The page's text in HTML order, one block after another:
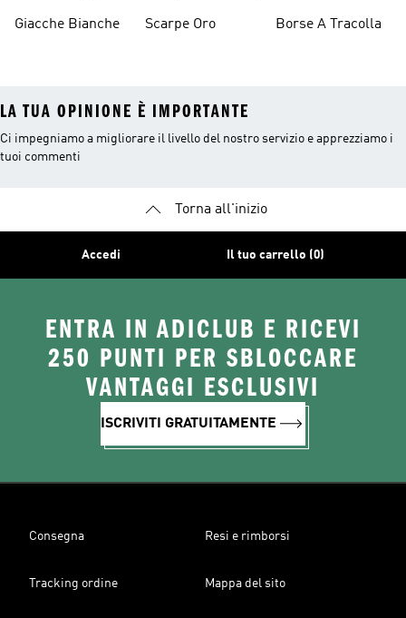
Giacche Bianche Scarpe Oro Borse A Tracolla
LA TUA OPINIONE È IMPORTANTE
Ci impegniamo a migliorare il livello del nostro servizio e apprezziamo i
tuoi commenti
Torna all'inizio
Accedi Il tuo carrello (0)
ENTRA IN ADICLUB E RICEVI
250 PUNTI PER SBLOCCARE
VANTAGGI ESCLUSIVI
ISCRIVITI GRATUITAMENTE
Consegna Resi e rimborsi
Tracking ordine Mappa del sito